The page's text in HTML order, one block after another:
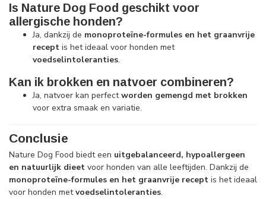
Is Nature Dog Food geschikt voor
allergische honden?
Ja, dankzij de monoproteïne-formules en het graanvrije
recept is het ideaal voor honden met
voedselintoleranties.
Kan ik brokken en natvoer combineren?
Ja, natvoer kan perfectworden gemengd met brokken
voor extra smaak en variatie.
Conclusie
Nature Dog Food biedt een uitgebalanceerd, hypoallergeen
en natuurlijk dieet voor honden van alle leeftijden. Dankzij de
monoproteïne-formules en het graanvrije recept is het ideaal
voor honden metvoedselintoleranties.